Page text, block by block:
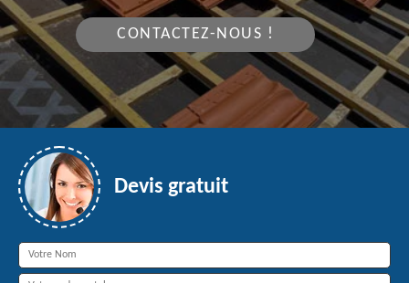
CONTACTEZ-NOUS !
Devis gratuit